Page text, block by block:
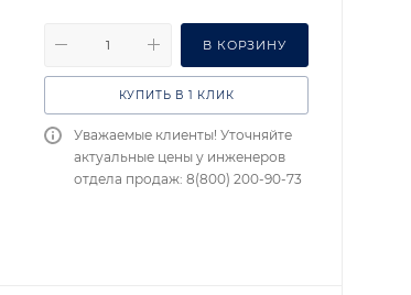
В КОРЗИНУ
КУПИТЬ В 1 КЛИК
Уважаемые клиенты! Уточняйте
актуальные цены у инженеров
отдела продаж: 8(800) 200-90-73